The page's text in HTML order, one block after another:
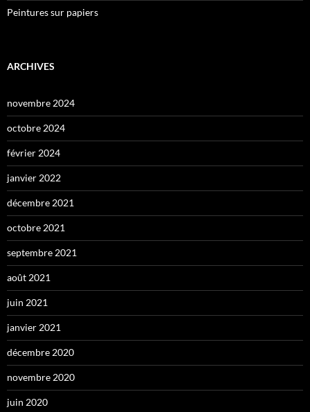
Peintures sur papiers
ARCHIVES
novembre 2024
octobre 2024
février 2024
janvier 2022
décembre 2021
octobre 2021
septembre 2021
août 2021
juin 2021
janvier 2021
décembre 2020
novembre 2020
juin 2020